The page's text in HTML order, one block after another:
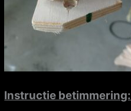
Instructie betimmering: